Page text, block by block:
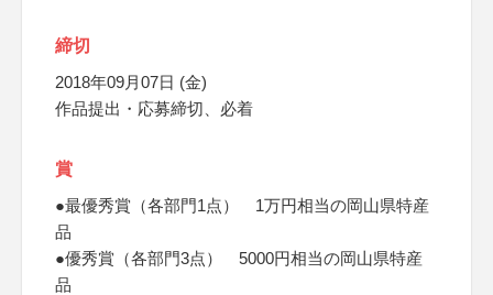
締切
2018年09月07日 (金)
作品提出・応募締切、必着
賞
●最優秀賞（各部門1点） 1万円相当の岡山県特産
品
●優秀賞（各部門3点） 5000円相当の岡山県特産
品